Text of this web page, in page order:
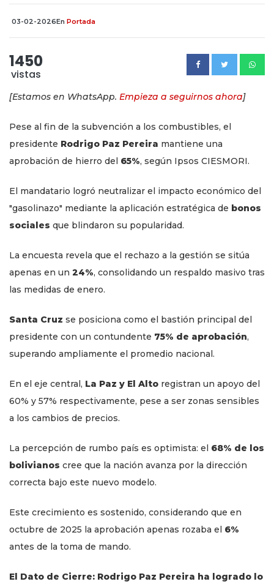
03-02-2026En Portada
1450
vistas
[Estamos en WhatsApp. Empieza a seguirnos ahora]
Pese al fin de la subvención a los combustibles, el
presidente Rodrigo Paz Pereira mantiene una
aprobación de hierro del 65%, según Ipsos CIESMORI.
El mandatario logró neutralizar el impacto económico del
"gasolinazo" mediante la aplicación estratégica de bonos
sociales que blindaron su popularidad.
La encuesta revela que el rechazo a la gestión se sitúa
apenas en un 24%, consolidando un respaldo masivo tras
las medidas de enero.
Santa Cruz se posiciona como el bastión principal del
presidente con un contundente 75% de aprobación,
superando ampliamente el promedio nacional.
En el eje central, La Paz y El Alto registran un apoyo del
60% y 57% respectivamente, pese a ser zonas sensibles
a los cambios de precios.
La percepción de rumbo país es optimista: el 68% de los
bolivianos cree que la nación avanza por la dirección
correcta bajo este nuevo modelo.
Este crecimiento es sostenido, considerando que en
octubre de 2025 la aprobación apenas rozaba el 6%
antes de la toma de mando.
El Dato de Cierre: Rodrigo Paz Pereira ha logrado lo